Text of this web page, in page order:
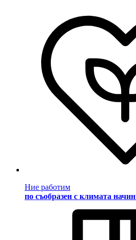
Ние работим
по съобразен с климата начин